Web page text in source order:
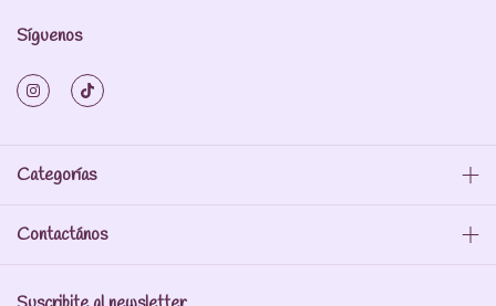
Síguenos
Categorías
Contactános